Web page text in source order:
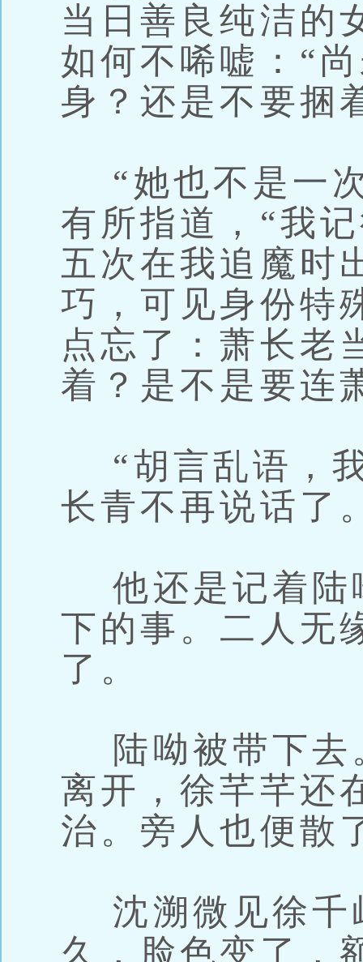
当日善良纯洁的
如何不唏嘘：“
身？还是不要捆
“她也不是一
有所指道，“我
五次在我追魔时
巧，可见身份特
点忘了：萧长老
着？是不是要连
“胡言乱语，
长青不再说话了
他还是记着陆
下的事。二人无
了。
陆呦被带下去
离开，徐芊芊还
治。旁人也便散
沈溯微见徐千
久，脸色变了，